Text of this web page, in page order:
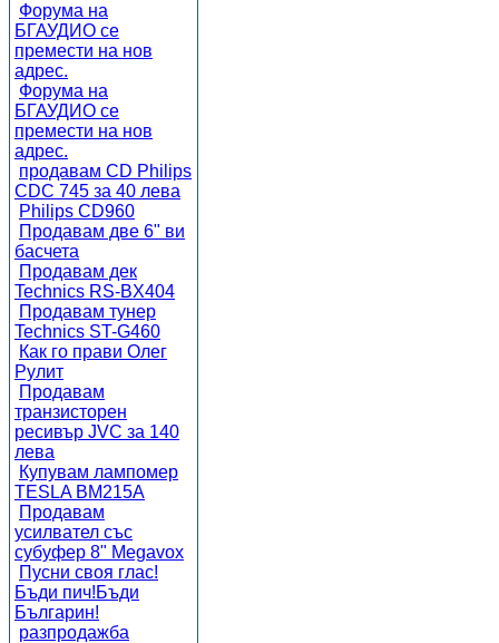
Форума на
БГАУДИО се
премести на нов
адрес.
Форума на
БГАУДИО се
премести на нов
адрес.
продавам CD Philips
CDC 745 за 40 лева
Philips CD960
Продавам две 6" ви
басчета
Продавам дек
Technics RS-BX404
Продавам тунер
Technics ST-G460
Как го прави Олег
Рулит
Продавам
транзисторен
ресивър JVC за 140
лева
Купувам лампомер
TESLA BM215A
Продавам
усилвател със
субуфер 8" Megavox
Пусни своя глас!
Бъди пич!Бъди
Българин!
разпродажба